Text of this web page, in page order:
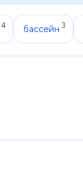
4 бассейн 3